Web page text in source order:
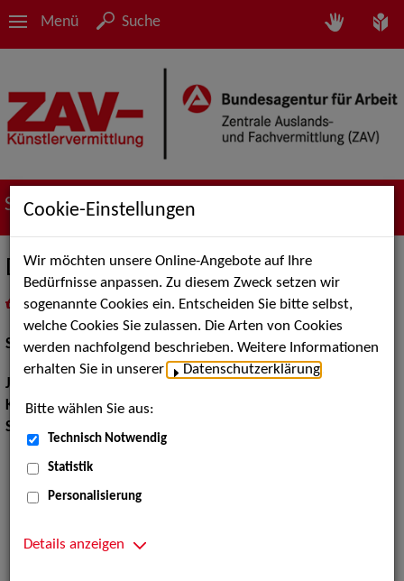
Menü Suche
Suche nach Künstler*innen
Delia Fiordilino
als PDF speichern
inMeine Merklistelegen
Schauspiel:Bühne
Jahrgang:
Körpergröße:170 cm
Sprachen:
Cookie-Einstellungen
Wir möchten unsere Online-Angebote auf Ihre
Bedürfnisse anpassen. Zu diesem Zweck setzen wir
sogenannte Cookies ein. Entscheiden Sie bitte selbst,
welche Cookies Sie zulassen. Die Arten von Cookies
werden nachfolgend beschrieben. Weitere Informationen
erhalten Sie in unserer
Datenschutzerklärung
Bitte wählen Sie aus:
Technisch Notwendig
Statistik
Personalisierung
Details anzeigen